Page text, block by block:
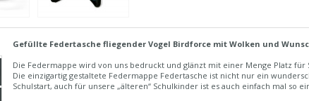
Gefüllte Federtasche fliegender Vogel Birdforce mit Wolken und
Die Federmappe wird von uns bedruckt und glänzt mit einer Menge Platz für
Die einzigartig gestaltete Federmappe Federtasche ist nicht nur ein
Schulstart, auch für unsere „älteren“ Schulkinder ist es auch einfach mal so